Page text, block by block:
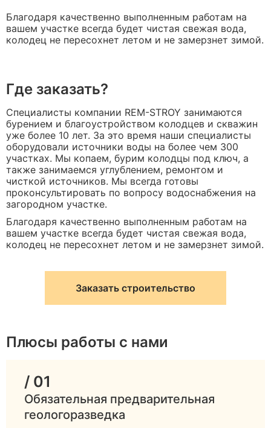
Благодаря качественно выполненным работам на
вашем участке всегда будет чистая свежая вода,
колодец не пересохнет летом и не замерзнет зимой.
Где заказать?
Специалисты компании REM-STROY занимаются
бурением и благоустройством колодцев и скважин
уже более 10 лет. За это время наши специалисты
оборудовали источники воды на более чем 300
участках. Мы копаем, бурим колодцы под ключ, а
также занимаемся углублением, ремонтом и
чисткой источников. Мы всегда готовы
проконсультировать по вопросу водоснабжения на
загородном участке.
Благодаря качественно выполненным работам на
вашем участке всегда будет чистая свежая вода,
колодец не пересохнет летом и не замерзнет зимой.
Заказать строительство
Плюсы работы с нами
/ 01
Обязательная предварительная
геологоразведка